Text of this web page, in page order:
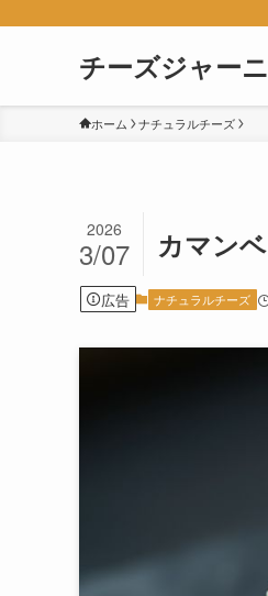
チーズジャー
ホーム ナチュラルチーズ
カマン
2026
3/07
広告 ナチュラルチーズ